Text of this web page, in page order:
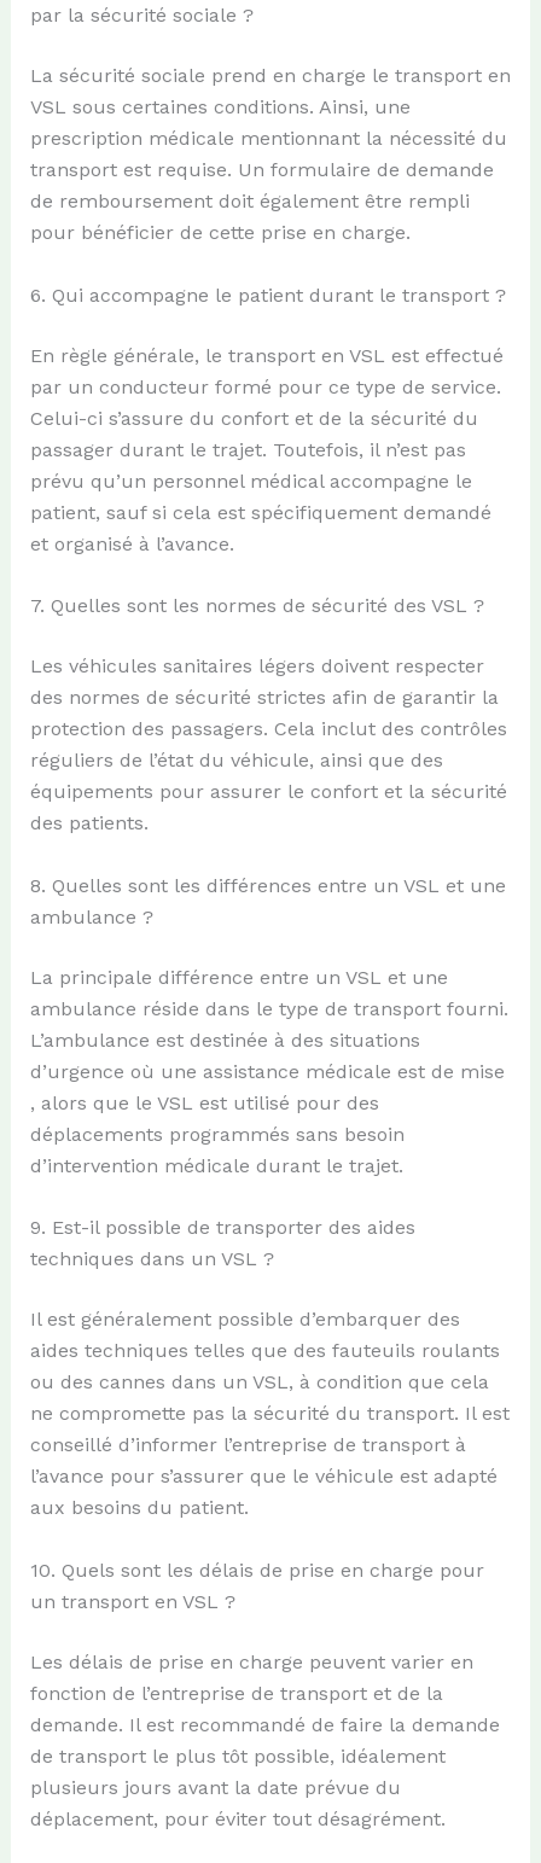
par la sécurité sociale ?
La sécurité sociale prend en charge le transport en
VSL sous certaines conditions. Ainsi, une
prescription médicale mentionnant la nécessité du
transport est requise. Un formulaire de demande
de remboursement doit également être rempli
pour bénéficier de cette prise en charge.
6. Qui accompagne le patient durant le transport ?
En règle générale, le transport en VSL est effectué
par un conducteur formé pour ce type de service.
Celui-ci s’assure du confort et de la sécurité du
passager durant le trajet. Toutefois, il n’est pas
prévu qu’un personnel médical accompagne le
patient, sauf si cela est spécifiquement demandé
et organisé à l’avance.
7. Quelles sont les normes de sécurité des VSL ?
Les véhicules sanitaires légers doivent respecter
des normes de sécurité strictes afin de garantir la
protection des passagers. Cela inclut des contrôles
réguliers de l’état du véhicule, ainsi que des
équipements pour assurer le confort et la sécurité
des patients.
8. Quelles sont les différences entre un VSL et une
ambulance ?
La principale différence entre un VSL et une
ambulance réside dans le type de transport fourni.
L’ambulance est destinée à des situations
d’urgence où une assistance médicale est de mise
, alors que le VSL est utilisé pour des
déplacements programmés sans besoin
d’intervention médicale durant le trajet.
9. Est-il possible de transporter des aides
techniques dans un VSL ?
Il est généralement possible d’embarquer des
aides techniques telles que des fauteuils roulants
ou des cannes dans un VSL, à condition que cela
ne compromette pas la sécurité du transport. Il est
conseillé d’informer l’entreprise de transport à
l’avance pour s’assurer que le véhicule est adapté
aux besoins du patient.
10. Quels sont les délais de prise en charge pour
un transport en VSL ?
Les délais de prise en charge peuvent varier en
fonction de l’entreprise de transport et de la
demande. Il est recommandé de faire la demande
de transport le plus tôt possible, idéalement
plusieurs jours avant la date prévue du
déplacement, pour éviter tout désagrément.